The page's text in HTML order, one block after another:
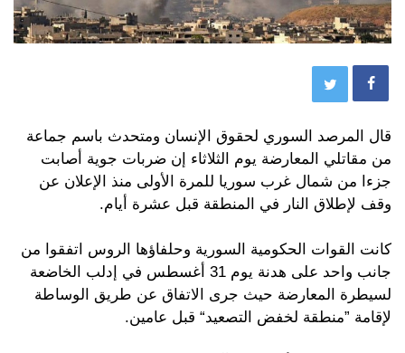
قال المرصد السوري لحقوق الإنسان ومتحدث باسم جماعة
من مقاتلي المعارضة يوم الثلاثاء إن ضربات جوية أصابت
جزءا من شمال غرب سوريا للمرة الأولى منذ الإعلان عن
وقف لإطلاق النار في المنطقة قبل عشرة أيام.
كانت القوات الحكومية السورية وحلفاؤها الروس اتفقوا من
جانب واحد على هدنة يوم 31 أغسطس في إدلب الخاضعة
لسيطرة المعارضة حيث جرى الاتفاق عن طريق الوساطة
لإقامة ”منطقة لخفض التصعيد“ قبل عامين.